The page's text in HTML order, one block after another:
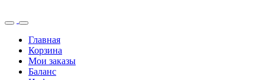
Главная
Корзина
Мои заказы
Баланс